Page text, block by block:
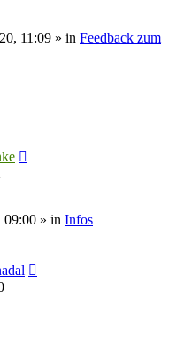
11:09 » in Feedback zum
09:00 » in Infos